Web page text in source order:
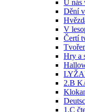
U nás
Dění
V
Čertí
Hry a
2.B
1.C